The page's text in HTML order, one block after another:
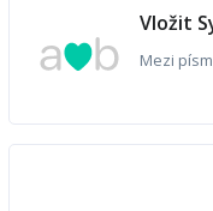
Vložit
Mezi